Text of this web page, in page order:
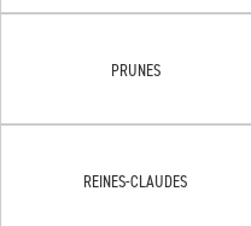
PRUNES
REINES-CLAUDES